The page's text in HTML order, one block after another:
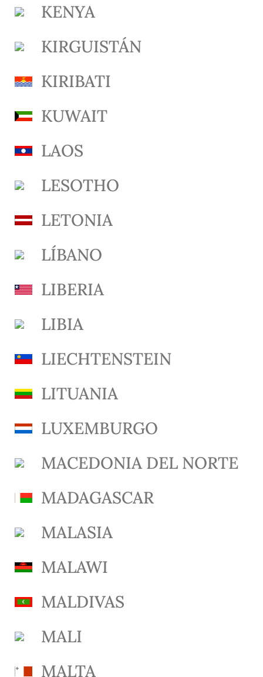
KENYA
KIRGUISTÁN
KIRIBATI
KUWAIT
LAOS
LESOTHO
LETONIA
LÍBANO
LIBERIA
LIBIA
LIECHTENSTEIN
LITUANIA
LUXEMBURGO
MACEDONIA DEL NORTE
MADAGASCAR
MALASIA
MALAWI
MALDIVAS
MALI
MALTA